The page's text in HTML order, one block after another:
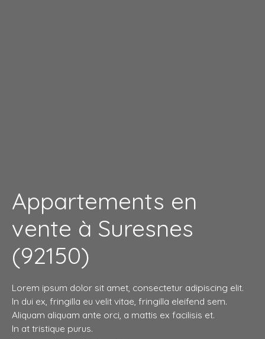
Appartements en
vente à Suresnes
(92150)
Lorem ipsum dolor sit amet, consectetur adipiscing elit.
In dui ex, fringilla eu velit vitae, fringilla eleifend sem.
Aliquam aliquam ante orci, a mattis ex facilisis et.
In at tristique purus.